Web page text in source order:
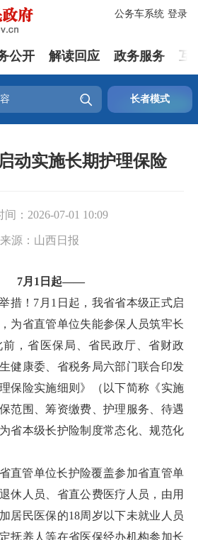
登录
公务车系统
公开 解读回应 政务服务 互
 长者模式
动实施长期护理保险
间： 2026-07-01 10:09
来源： 山西日报
7月1日起——
措！7月1日起，我省省本级正式启
为省直管单位失能参保人员筑牢长
，省医保局、省民政厅、省财政
健康委、省税务局六部门联合印发
保险实施细则》（以下简称《实施
范围、筹资缴费、护理服务、待遇
省本级长护险制度常态化、规范化
直管单位长护险覆盖参加省直管单
休人员、省直公费医疗人员，由用
居民医保的18周岁以下未就业人员
抚养人等在省医保经办机构参加长